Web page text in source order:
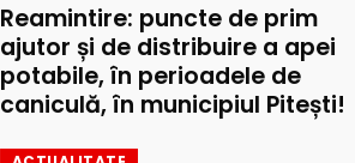
Reamintire: puncte de prim
ajutor și de distribuire a apei
potabile, în perioadele de
caniculă, în municipiul Pitești!